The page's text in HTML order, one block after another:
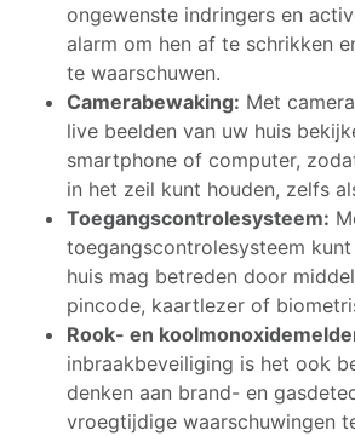
ongewenste indringers en
alarm om hen af te schrikken
te waarschuwen.
Camerabewaking: Met
live beelden van uw huis
smartphone of computer,
in het zeil kunt houden, zelfs
Toegangscontrolesysteem:
toegangscontrolesysteem
huis mag betreden door
pincode, kaartlezer of
Rook- en
inbraakbeveiliging is het ook
denken aan brand- en
vroegtijdige waarschuwingen